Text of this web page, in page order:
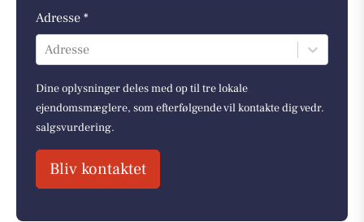
Adresse *
Adresse
Dine oplysninger deles med op til tre lokale
ejendomsmæglere, som efterfølgende vil kontakte dig vedr.
salgsvurdering.
Bliv kontaktet